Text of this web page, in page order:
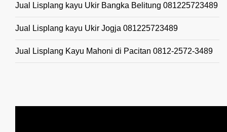
Jual Lisplang kayu Ukir Bangka Belitung 081225723489
Jual Lisplang kayu Ukir Jogja 081225723489
Jual Lisplang Kayu Mahoni di Pacitan 0812-2572-3489